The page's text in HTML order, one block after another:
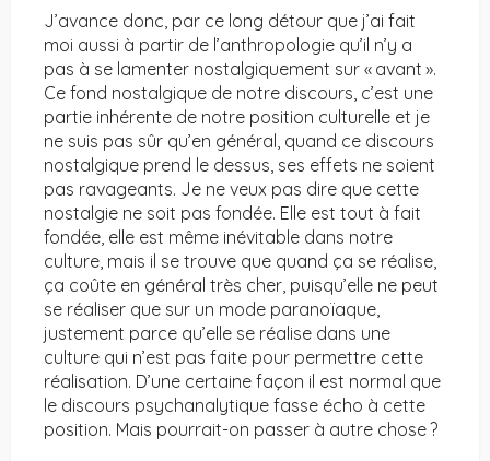
J’avance donc, par ce long détour que j’ai fait
moi aussi à partir de l’anthropologie qu’il n’y a
pas à se lamenter nostalgiquement sur « avant ».
Ce fond nostalgique de notre discours, c’est une
partie inhérente de notre position culturelle et je
ne suis pas sûr qu’en général, quand ce discours
nostalgique prend le dessus, ses effets ne soient
pas ravageants. Je ne veux pas dire que cette
nostalgie ne soit pas fondée. Elle est tout à fait
fondée, elle est même inévitable dans notre
culture, mais il se trouve que quand ça se réalise,
ça coûte en général très cher, puisqu’elle ne peut
se réaliser que sur un mode paranoïaque,
justement parce qu’elle se réalise dans une
culture qui n’est pas faite pour permettre cette
réalisation. D’une certaine façon il est normal que
le discours psychanalytique fasse écho à cette
position. Mais pourrait-on passer à autre chose ?